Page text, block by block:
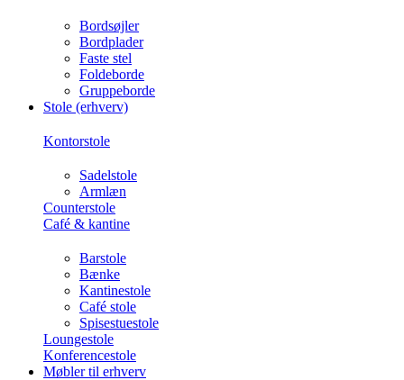
Bordsøjler
Bordplader
Faste stel
Foldeborde
Gruppeborde
Stole (erhverv)
Kontorstole
Sadelstole
Armlæn
Counterstole
Café & kantine
Barstole
Bænke
Kantinestole
Café stole
Spisestuestole
Loungestole
Konferencestole
Møbler til erhverv